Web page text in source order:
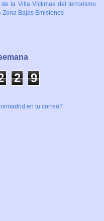
de la VillaVíctimas del terrorismo
Zona Bajas Emisiones
2 9
en tu correo?